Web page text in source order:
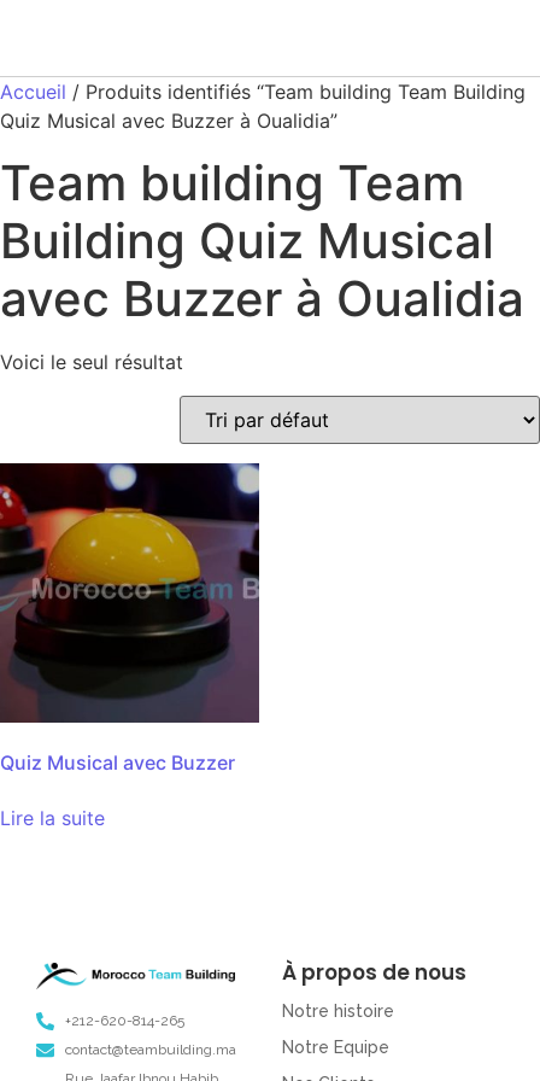
Accueil / Produits identifiés “Team building Team Building
Quiz Musical avec Buzzer à Oualidia”
Team building Team
Building Quiz Musical
avec Buzzer à Oualidia
Voici le seul résultat
Quiz Musical avec Buzzer
Lire la suite
+212-620-814-265
contact@teambuilding.ma
À propos de nous
Notre histoire
Notre Equipe